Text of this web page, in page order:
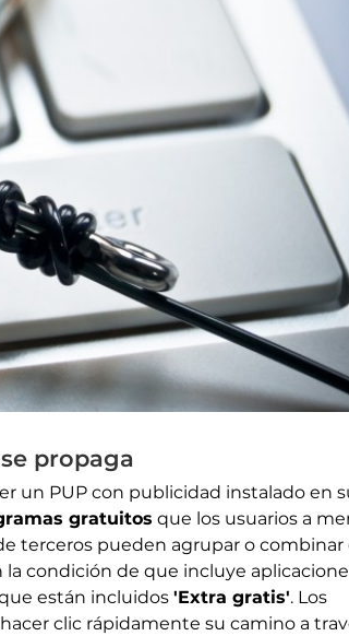
propaga
un PUP con publicidad instalado en
gratuitos que los usuarios a
terceros pueden agrupar o combinar
condición de que incluye
están incluidos 'Extra gratis'. Los
clic rápidamente su camino a